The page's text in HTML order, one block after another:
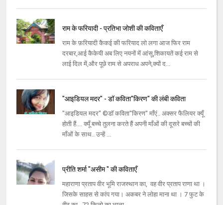
राम के फरियादी - प्रतिभा जोशी की कविताएँ
राम के फ़रियादी कैकई की फरियाद लो लगा आज फिर राम
दरबार,आई कैकेयी अब लिए नयनों में आंसू,शिकायतें कई राम से
लाई दिल में,और पूछे राम से अपराध अपने,क्यों द...
"आइडियल मदर" - डॉ कविता"किरण" की लंबी कविता
"आइडियल मदर" ©डॉ कविता"किरण" माँएं.. अक्सर फैलियर क्यूँ
होती हैं.... क्यूँ बच्चे तुलना करते हैं अपनी माँओं की दूसरे बच्चों की
माँओं के साथ.. उन्हें ...
प्रीति शर्मा "असीम " की कविताएँ
महाराणा प्रताप वीर भूमि राजस्थान का, वह वीर प्रताप राणा था ।
जिसके साहस से कांप गया। अकबर ने लोहा माना था । 7 फुट के